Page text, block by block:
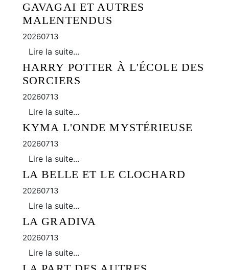
GAVAGAI ET AUTRES
MALENTENDUS
20260713
Lire la suite...
HARRY POTTER À L'ÉCOLE DES
SORCIERS
20260713
Lire la suite...
KYMA L'ONDE MYSTÉRIEUSE
20260713
Lire la suite...
LA BELLE ET LE CLOCHARD
20260713
Lire la suite...
LA GRADIVA
20260713
Lire la suite...